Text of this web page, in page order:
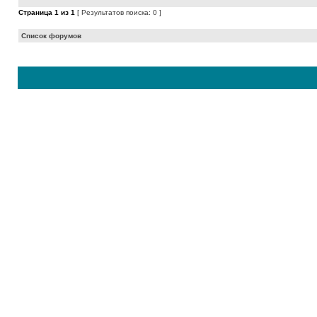
Страница 1 из 1 [ Результатов поиска: 0 ]
Список форумов